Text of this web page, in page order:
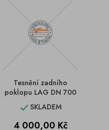
Tesnění zadního
poklopu LAG DN 700
SKLADEM
Cena
4 000,00 Kč